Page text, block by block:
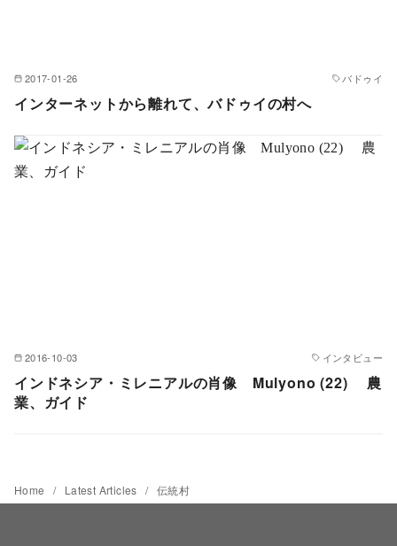
2017-01-26 バドゥイ
インターネットから離れて、バドゥイの村へ
2016-10-03 インタビュー
インドネシア・ミレニアルの肖像 Mulyono (22) 農
業、ガイド
Home Latest Articles 伝統村